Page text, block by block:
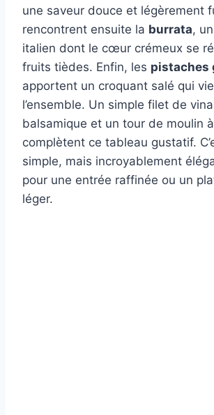
une saveur douce et légèrement
rencontrent ensuite la burrata,
italien dont le cœur crémeux se
fruits tièdes. Enfin, les pistaches
apportent un croquant salé qui
l’ensemble. Un simple filet de
balsamique et un tour de moulin
complètent ce tableau gustatif.
simple, mais incroyablement
pour une entrée raffinée ou un
léger.